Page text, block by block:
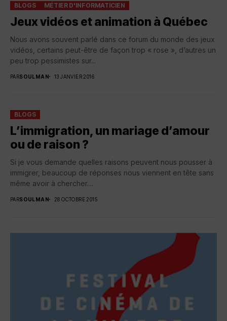
BLOGS MÉTIER D'INFORMATICIEN
Jeux vidéos et animation à Québec
Nous avons souvent parlé dans ce forum du monde des jeux
vidéos, certains peut-être de façon trop « rose », d’autres un
peu trop pessimistes sur...
PARSOULMAN 13 JANVIER 2016
BLOGS
L’immigration, un mariage d’amour
ou de raison ?
Si je vous demande quelles raisons peuvent nous pousser à
immigrer, beaucoup de réponses nous viennent en tête sans
même avoir à chercher....
PARSOULMAN 28 OCTOBRE 2015